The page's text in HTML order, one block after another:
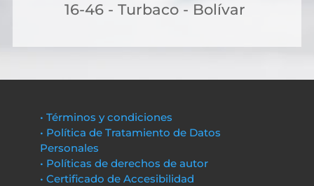
16-46 - Turbaco - Bolívar
• Términos y condiciones
• Política de Tratamiento de Datos
Personales
• Políticas de derechos de autor
• Certificado de Accesibilidad